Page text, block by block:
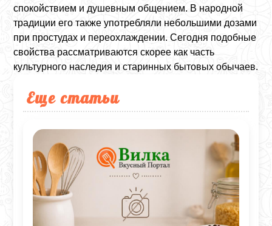
спокойствием и душевным общением. В народной
традиции его также употребляли небольшими дозами
при простудах и переохлаждении. Сегодня подобные
свойства рассматриваются скорее как часть
культурного наследия и старинных бытовых обычаев.
Еще статьи